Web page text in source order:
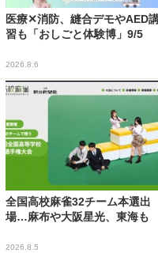
医療✕消防、縫合デモやAED
習も「おしごと体験博」9/5
2026.8.6
全国高校麻雀32チーム本選出
場…麻布や大阪星光、東海も
2026.8.5